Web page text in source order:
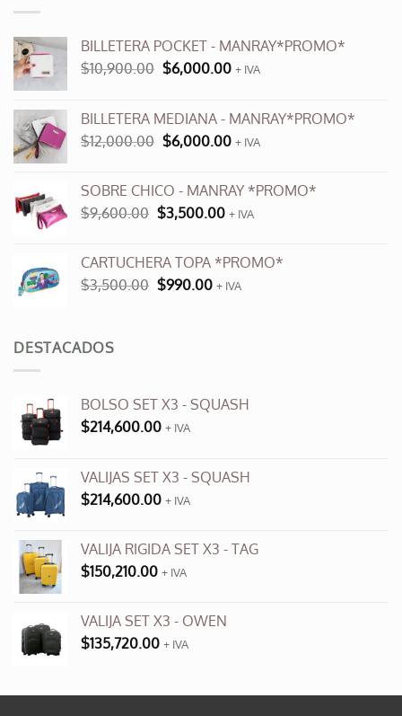
BILLETERA POCKET - MANRAY*PROMO*
$10,900.00 El
era:
$10,900.00.
$6,000.00El
es:
$6,000.00.
+ IVA
BILLETERA MEDIANA - MANRAY*PROMO*
$12,000.00 El
era:
$12,000.00.
$6,000.00El
es:
$6,000.00.
+ IVA
SOBRE CHICO - MANRAY *PROMO*
$9,600.00 El
era:
$9,600.00.
$3,500.00El
es:
$3,500.00.
+ IVA
CARTUCHERA TOPA *PROMO*
$3,500.00 El
$990.00El+ IVA
DESTACADOS
BOLSO SET X3 - SQUASH
$214,600.00 + IVA
VALIJAS SET X3 - SQUASH
$214,600.00 + IVA
VALIJA RIGIDA SET X3 - TAG
$150,210.00 + IVA
VALIJA SET X3 - OWEN
$135,720.00 + IVA